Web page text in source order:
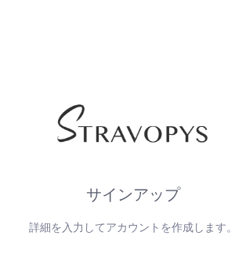
サインアップ
詳細を入力してアカウントを作成します。